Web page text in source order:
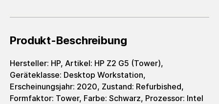
Produkt-Beschreibung
Hersteller: HP, Artikel: HP Z2 G5 (Tower),
Geräteklasse: Desktop Workstation,
Erscheinungsjahr: 2020, Zustand: Refurbished,
Formfaktor: Tower, Farbe: Schwarz, Prozessor: Intel